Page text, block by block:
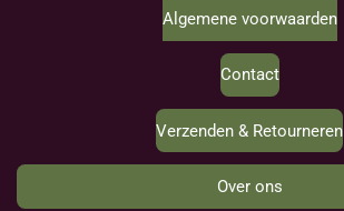
Algemene voorwaarden
Contact
Verzenden & Retourneren
Over ons